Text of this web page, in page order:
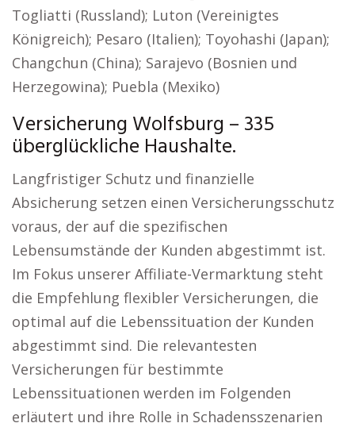
Togliatti (Russland); Luton (Vereinigtes
Königreich); Pesaro (Italien); Toyohashi (Japan);
Changchun (China); Sarajevo (Bosnien und
Herzegowina); Puebla (Mexiko)
Versicherung Wolfsburg – 335
überglückliche Haushalte.
Langfristiger Schutz und finanzielle
Absicherung setzen einen Versicherungsschutz
voraus, der auf die spezifischen
Lebensumstände der Kunden abgestimmt ist.
Im Fokus unserer Affiliate-Vermarktung steht
die Empfehlung flexibler Versicherungen, die
optimal auf die Lebenssituation der Kunden
abgestimmt sind. Die relevantesten
Versicherungen für bestimmte
Lebenssituationen werden im Folgenden
erläutert und ihre Rolle in Schadensszenarien